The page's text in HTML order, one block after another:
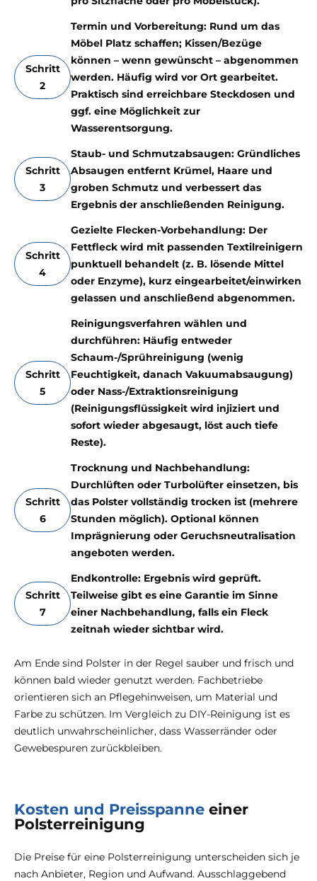
Schritt
2
Termin und Vorbereitung: Rund um das
Möbel Platz schaffen; Kissen/Bezüge
können – wenn gewünscht – abgenommen
werden. Häufig wird vor Ort gearbeitet.
Praktisch sind erreichbare Steckdosen und
ggf. eine Möglichkeit zur
Wasserentsorgung.
Schritt
3
Staub- und Schmutzabsaugen: Gründliches
Absaugen entfernt Krümel, Haare und
groben Schmutz und verbessert das
Ergebnis der anschließenden Reinigung.
Schritt
4
Gezielte Flecken-Vorbehandlung: Der
Fettfleck wird mit passenden Textilreinigern
punktuell behandelt (z. B. lösende Mittel
oder Enzyme), kurz eingearbeitet/einwirken
gelassen und anschließend abgenommen.
Schritt
5
Reinigungsverfahren wählen und
durchführen: Häufig entweder
Schaum-/Sprühreinigung (wenig
Feuchtigkeit, danach Vakuumabsaugung)
oder Nass-/Extraktionsreinigung
(Reinigungsflüssigkeit wird injiziert und
sofort wieder abgesaugt, löst auch tiefe
Reste).
Schritt
6
Trocknung und Nachbehandlung:
Durchlüften oder Turbolüfter einsetzen, bis
das Polster vollständig trocken ist (mehrere
Stunden möglich). Optional können
Imprägnierung oder Geruchsneutralisation
angeboten werden.
Schritt
7
Endkontrolle: Ergebnis wird geprüft.
Teilweise gibt es eine Garantie im Sinne
einer Nachbehandlung, falls ein Fleck
zeitnah wieder sichtbar wird.
Am Ende sind Polster in der Regel sauber und frisch und
können bald wieder genutzt werden. Fachbetriebe
orientieren sich an Pflegehinweisen, um Material und
Farbe zu schützen. Im Vergleich zu DIY-Reinigung ist es
deutlich unwahrscheinlicher, dass Wasserränder oder
Gewebespuren zurückbleiben.
Kosten und Preisspanne einer
Polsterreinigung
Die Preise für eine Polsterreinigung unterscheiden sich je
nach Anbieter, Region und Aufwand. Ausschlaggebend